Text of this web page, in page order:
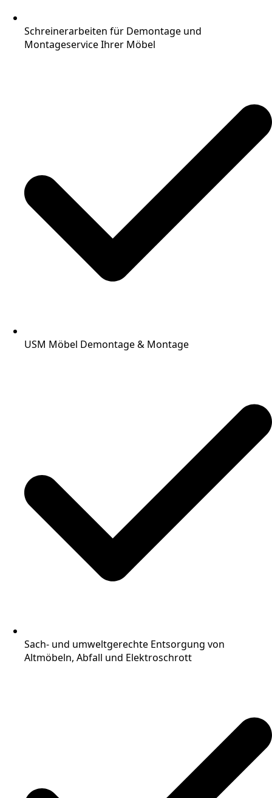
Schreinerarbeiten für Demontage und
Montageservice Ihrer Möbel
USM Möbel Demontage & Montage
Sach- und umweltgerechte Entsorgung von
Altmöbeln, Abfall und Elektroschrott